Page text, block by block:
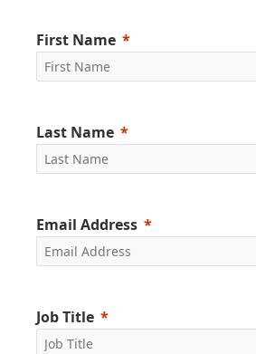
First Name
Last Name
Email Address
Job Title